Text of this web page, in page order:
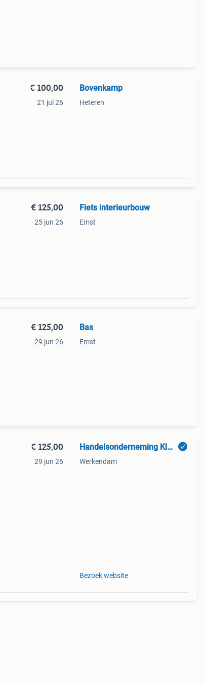
€ 100,00
21 jul 26
Bovenkamp
Heteren
€ 125,00
25 jun 26
Fiets interieurbouw
Emst
€ 125,00
29 jun 26
Bas
Emst
€ 125,00
29 jun 26
Handelsonderneming Klepper
Werkendam
Bezoek website